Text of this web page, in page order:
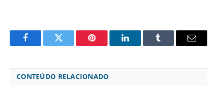
FacebookTwitter Pinterest LinkedInTumblr Email
CONTEÚDO RELACIONADO